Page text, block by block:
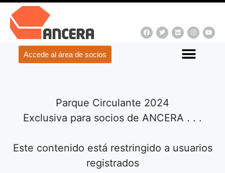
Accede al área de socios
Parque Circulante 2024
Exclusiva para socios de ANCERA . . .
Este contenido está restringido a usuarios
registrados